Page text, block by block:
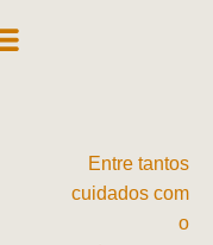
Entre tantos
cuidados com
o